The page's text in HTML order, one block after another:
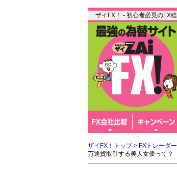
ザイFX！ - 初心者必見のFX
ザイFX！トップ> FXトレーダ
万通貨取引する美人女優って？